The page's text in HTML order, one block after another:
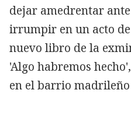
dejar amedrentar
irrumpir en un acto
nuevo libro de la
'Algo habremos
en el barrio madrileño